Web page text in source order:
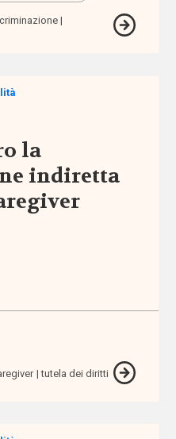
la
indiretta
tutela dei diritti